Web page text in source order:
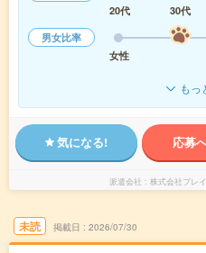
20代
30代
男女比率
女性
もっ
気になる! 応募
派遣会社 株式会社ブレ
未読 掲載日 2026/07/30